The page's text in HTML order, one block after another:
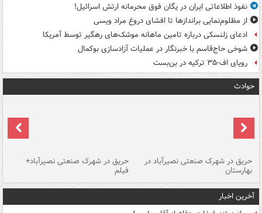
نفوذ اطلاعاتی ایران در یگان فوق محرمانه ارتش اسرائیل!
از مظلوم‌نمایی براندازها تا افشای دروغ مراد ویسی
ادعای زلنسکی درباره تامین ماهانه موشک‌های رهگیر توسط آمریکا
شوخی حاج‌قاسم با خبرنگار در عملیات آزادسازی بوکمال
رویای اف-۳۵ ترکیه در بن‌بست
حوادث
حریق در شهرک صنعتی نصیرآباد در
بهارستان
حریق در شهرک صنعتی نصیرآباد+
فیلم
آخرین اخبار